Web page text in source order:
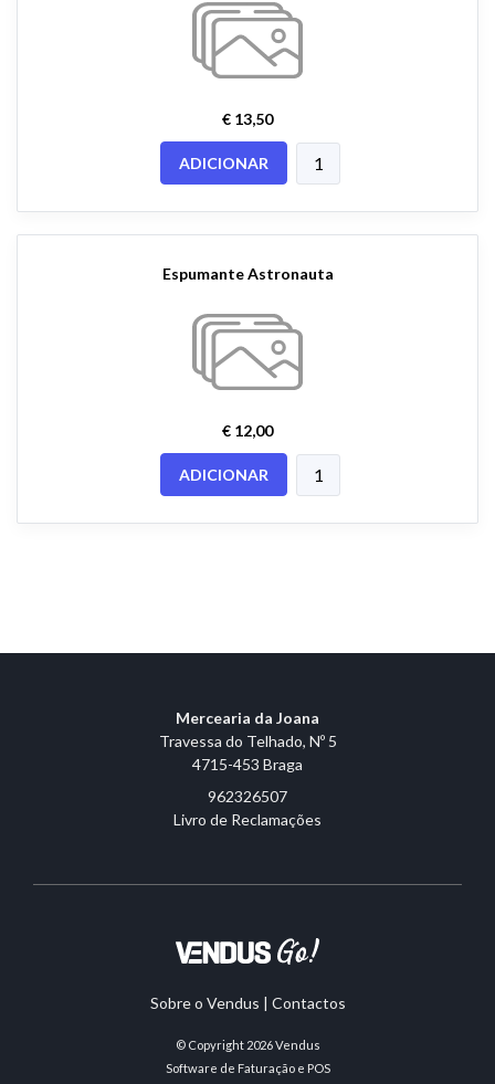
€ 13,50
ADICIONAR
Espumante Astronauta
€ 12,00
ADICIONAR
Mercearia da Joana
Travessa do Telhado, Nº 5
4715-453 Braga
962326507
Livro de Reclamações
Sobre o Vendus | Contactos
© Copyright 2026Vendus
Software de Faturação e POS